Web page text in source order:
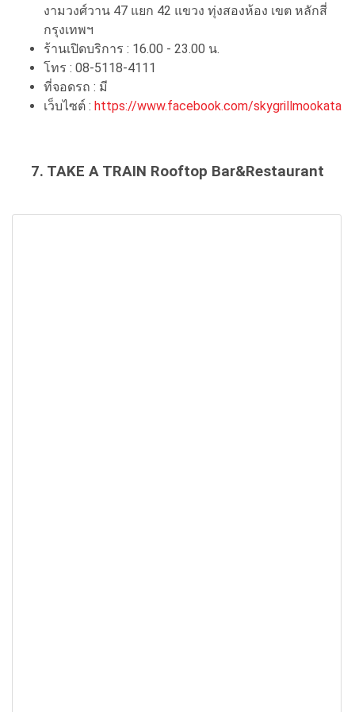
งามวงศ์วาน 47 แยก 42 แขวง ทุ่งสองห้อง เขต หลักสี่
กรุงเทพฯ
ร้านเปิดบริการ : 16.00 - 23.00 น.
โทร : 08-5118-4111
ที่จอดรถ : มี
เว็บไซต์ : https://www.facebook.com/skygrillmookata
7. TAKE A TRAIN Rooftop Bar&Restaurant